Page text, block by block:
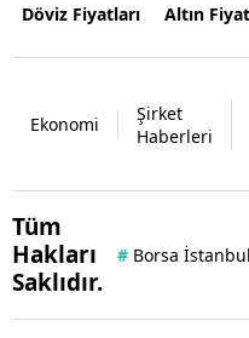
Döviz Fiyatları Altın
Ekonomi
Şirket
Haberleri
Tüm
Hakları
Saklıdır.
# Borsa İstanbul